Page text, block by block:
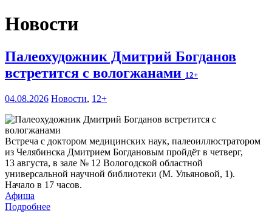
Новости
Палеохудожник Дмитрий Богданов
встретится с вологжанами 12+
04.08.2026 Новости, 12+
Встреча с доктором медицинских наук, палеоиллюстратором
из Челябинска Дмитрием Богдановым пройдёт в четверг,
13 августа, в зале № 12 Вологодской областной
универсальной научной библиотеки (М. Ульяновой, 1).
Начало в 17 часов.
Афиша
Подробнее